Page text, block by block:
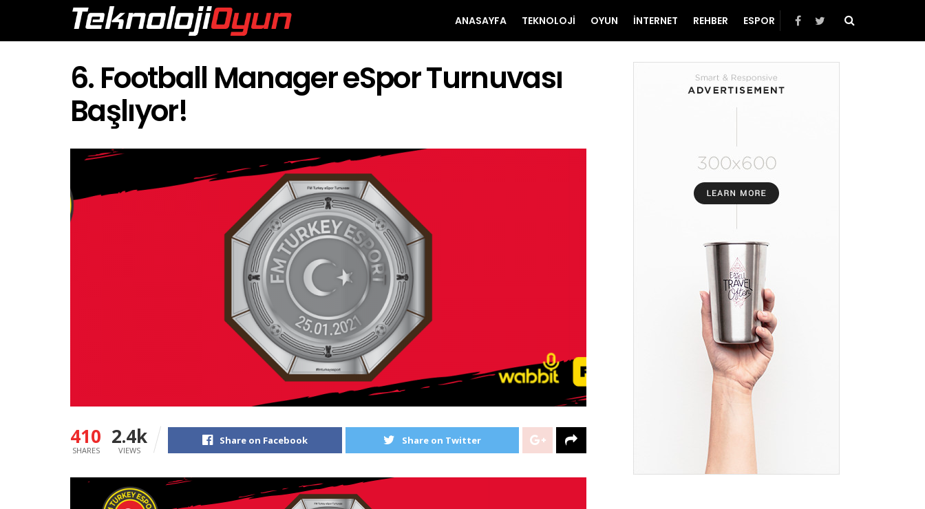
ANASAYFA TEKNOLOJI OYUN İNTERNET REHBER ESPOR
6. Football Manager eSpor Turnuvası
Başlıyor!
410
SHARES
2.4k
VIEWS
Share on Facebook Share on Twitter